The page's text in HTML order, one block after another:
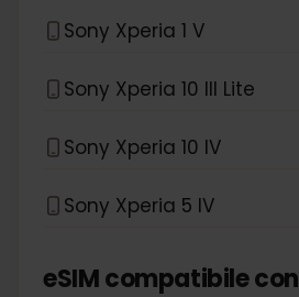
Sony Xperia 1 V
Sony Xperia 10 III Lite
Sony Xperia 10 IV
Sony Xperia 5 IV
eSIM compatibile con